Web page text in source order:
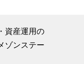
資産運用の
ゾンステー